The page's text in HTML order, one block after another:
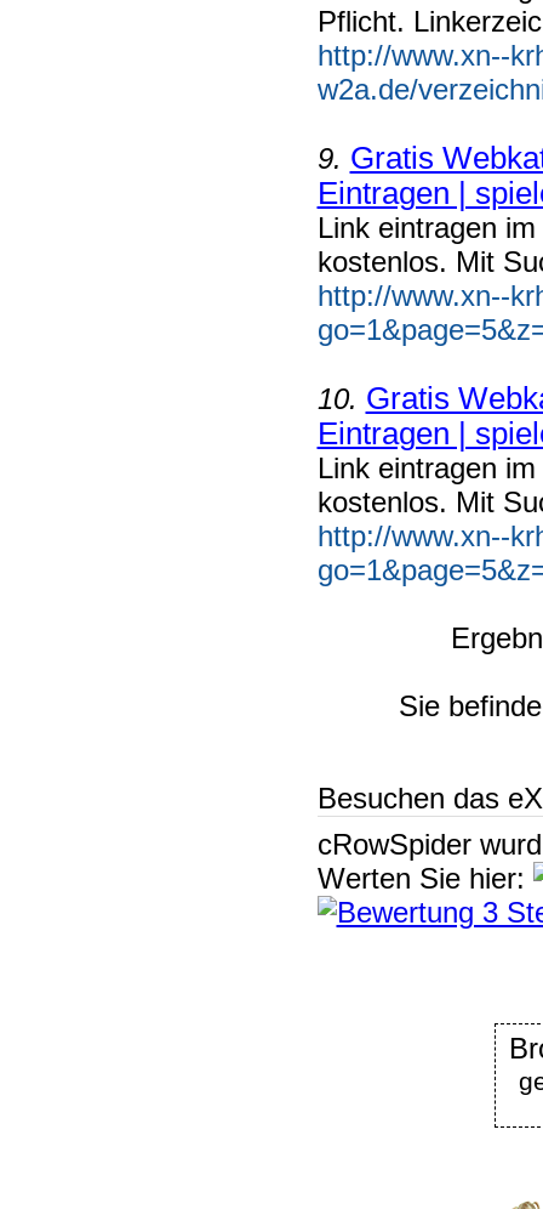
Pflicht.
http://www.xn--
w2a.de/
9. Gratis
Eintragen |
Link eintragen
kostenlos. Mit
http://www.xn--
10. Gratis
Eintragen |
Link eintragen
kostenlos. Mit
http://www.xn--
Sie
Besuchen das
cRowSpider
Werten Sie hier: